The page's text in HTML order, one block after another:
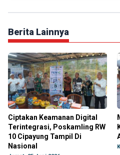
Berita Lainnya
Ciptakan Keamanan Digital
Terintegrasi, Poskamling RW
10 Cipayung Tampil Di
Nasional